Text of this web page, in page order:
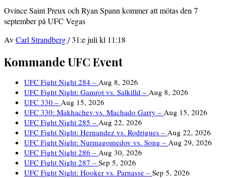
Ovince Saint Preux och Ryan Spann kommer att mötas den 7
september på UFC Vegas
AvCarl Strandberg/31:e juli kl 11:18
Kommande UFC Event
UFC Fight Night 284 – Aug 8, 2026
UFC Fight Night: Gamrot vs. Salkilld – Aug 8, 2026
UFC 330 – Aug 15, 2026
UFC 330: Makhachev vs. Machado Garry – Aug 15, 2026
UFC Fight Night 285 – Aug 22, 2026
UFC Fight Night: Hernandez vs. Rodrigues – Aug 22, 2026
UFC Fight Night: Nurmagomedov vs. Song – Aug 29, 2026
UFC Fight Night 286 – Aug 30, 2026
UFC Fight Night 287 – Sep 5, 2026
UFC Fight Night: Hooker vs. Parnasse – Sep 5, 2026